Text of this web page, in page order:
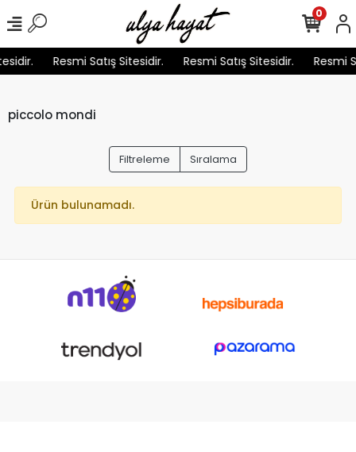
Resmi Satış Sitesidir. Resmi Satış Sitesidir. Resmi
0
piccolo mondi
Filtreleme Sıralama
Ürün bulunamadı.